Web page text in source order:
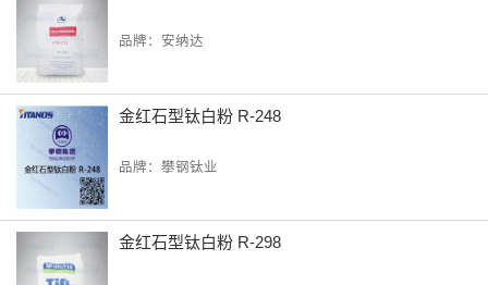
品牌：安纳达
金红石型钛白粉 R-248
品牌：攀钢钛业
金红石型钛白粉 R-298